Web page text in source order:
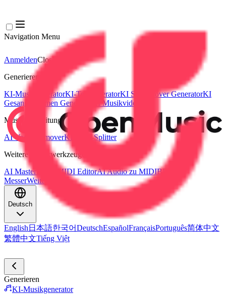
Navigation Menu
AnmeldenClose menu
Generieren
KI-MusikgeneratorKI-TextgeneratorKI Song Cover GeneratorKI
Gesangsstimmen Generator
KI Musikvideo
Musikbearbeitung
AI Vocal RemoverKI-Stem-Splitter
Weitere Musikwerkzeuge
AI Mastering
AI MIDI EditorAI Audio zu MIDIBPM
MesserWeitere Tools
Deutsch
English 日本語한국어DeutschEspañolFrançaisPortuguês简体中文
繁體中文Tiếng Việt
Generieren
KI-Musikgenerator